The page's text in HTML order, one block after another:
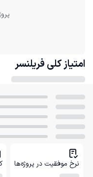
امتیاز کلی فریلنسر
نرخ موفقیت در پروژه‌ها